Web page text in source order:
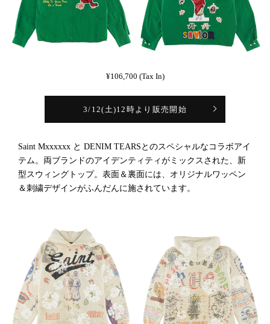
¥106,700 (Tax In)
3/12(土)12時より販売開始
Saint Mxxxxxx と DENIM TEARSとのスペシャルなコラボアイ
テム。両ブランドのアイデンティティがミックスされた、新
型スウィングトップ。表面＆裏面には、オリジナルワッペン
＆刺繍デザインがふんだんに施されています。